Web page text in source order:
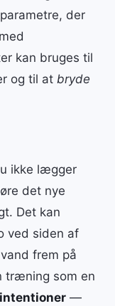
der
kan bruges til
og til at bryde
ikke lægger
det nye
Det kan
ved siden af
frem på
træning som en
—